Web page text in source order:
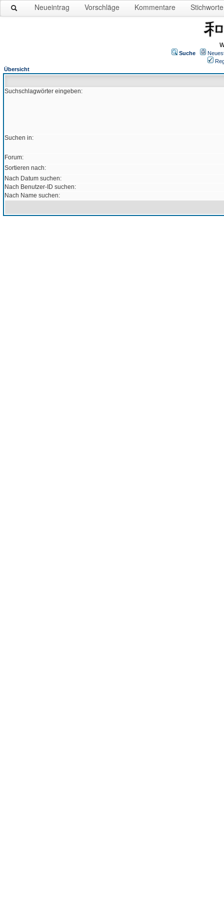
Neueintrag Vorschläge Kommentare Stichworte
Suche
Übersicht
Suchschlagwörter eingeben:
Suchen in:
Forum:
Sortieren nach:
Nach Datum suchen:
Nach Benutzer-ID suchen:
Nach Name suchen: